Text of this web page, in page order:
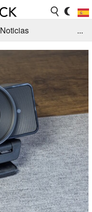
Noticias
...